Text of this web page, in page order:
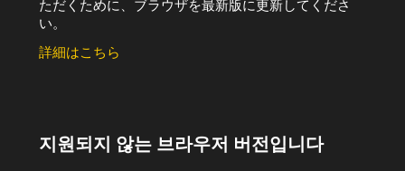
ただくために、ブラウザを最新版に更新してくださ
い。
詳細はこちら
지원되지 않는 브라우저 버전입니다